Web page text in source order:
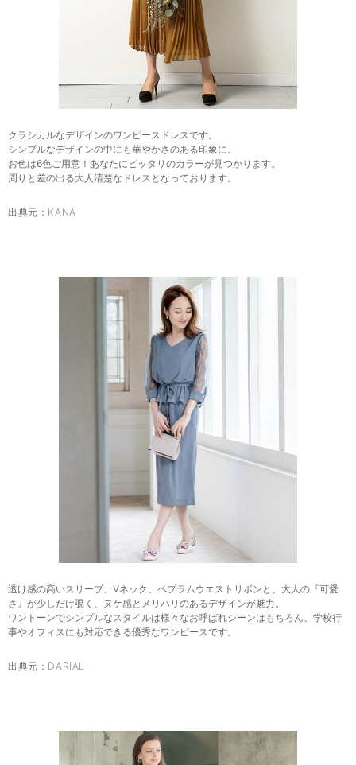
クラシカルなデザインのワンピースドレスです。
シンプルなデザインの中にも華やかさのある印象に。
お色は6色ご用意！あなたにピッタリのカラーが見つかります。
周りと差の出る大人清楚なドレスとなっております。
出典元： KANA
透け感の高いスリーブ、Vネック、ペプラムウエストリボンと、大人の『可愛
さ』が少しだけ覗く、ヌケ感とメリハリのあるデザインが魅力。
ワントーンでシンプルなスタイルは様々なお呼ばれシーンはもちろん、学校行
事やオフィスにも対応できる優秀なワンピースです。
出典元： DARIAL